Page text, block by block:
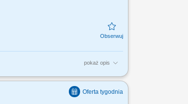
pokaż opis
obsługa Klientów T- Mobile;